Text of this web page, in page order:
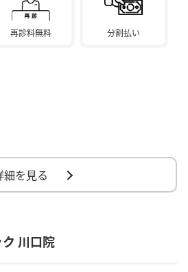
再診料無料 分割払い
細を見る
川口院